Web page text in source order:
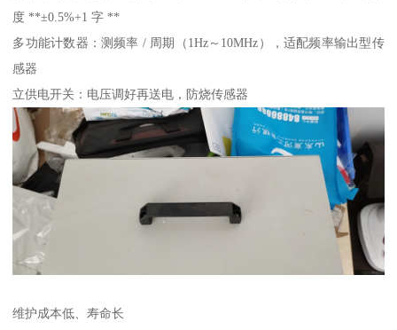
度 **±0.5%+1 字 **
多功能计数器：测频率 / 周期（1Hz～10MHz），适配频率输出型传
感器
立供电开关：电压调好再送电，防烧传感器
维护成本低、寿命长